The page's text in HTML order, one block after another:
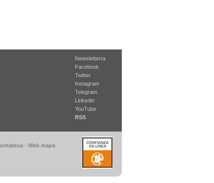
Newsletterra
Facebook
Twitter
Instagram
Telegram
Linkedin
YouTube
RSS
- Web mapa